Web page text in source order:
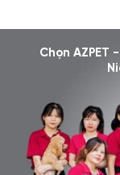
Chọn AZPET